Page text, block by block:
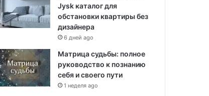
Jysk каталог для
обстановки квартиры без
дизайнера
6 дней ago
Матрица судьбы: полное
руководство к познанию
себя и своего пути
1 неделя ago